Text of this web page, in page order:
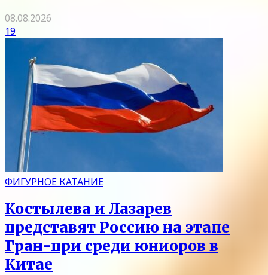
08.08.2026
19
ФИГУРНОЕ КАТАНИЕ
Костылева и Лазарев
представят Россию на этапе
Гран-при среди юниоров в
Китае